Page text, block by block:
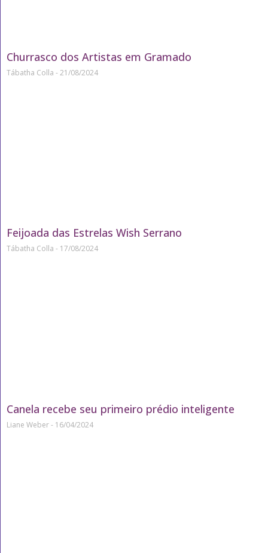
Churrasco dos Artistas em Gramado
Tábatha Colla 21/08/2024
Feijoada das Estrelas Wish Serrano
Tábatha Colla 17/08/2024
Canela recebe seu primeiro prédio inteligente
Liane Weber 16/04/2024